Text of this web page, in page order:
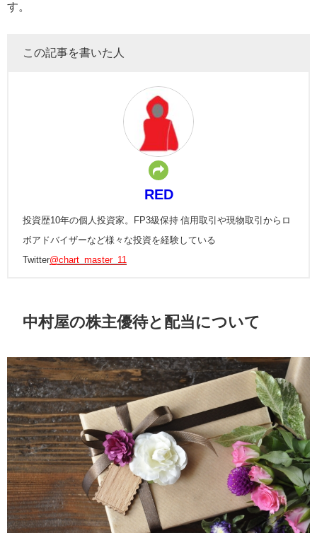
す。
この記事を書いた人
RED
投資歴10年の個人投資家。FP3級保持 信用取引や現物取引からロ
ボアドバイザーなど様々な投資を経験している
Twitter@chart_master_11
中村屋の株主優待と配当について